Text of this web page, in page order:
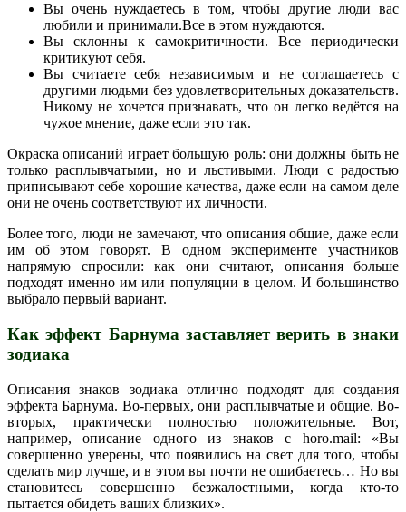
Вы очень нуждаетесь в том, чтобы другие люди вас
любили и принимали.Все в этом нуждаются.
Вы склонны к самокритичности. Все периодически
критикуют себя.
Вы считаете себя независимым и не соглашаетесь с
другими людьми без удовлетворительных доказательств.
Никому не хочется признавать, что он легко ведётся на
чужое мнение, даже если это так.
Окраска описаний играет большую роль: они должны быть не
только расплывчатыми, но и льстивыми. Люди с радостью
приписывают себе хорошие качества, даже если на самом деле
они не очень соответствуют их личности.
Более того, люди не замечают, что описания общие, даже если
им об этом говорят. В одном эксперименте участников
напрямую спросили: как они считают, описания больше
подходят именно им или популяции в целом. И большинство
выбрало первый вариант.
Как эффект Барнума заставляет верить в знаки
зодиака
Описания знаков зодиака отлично подходят для создания
эффекта Барнума. Во-первых, они расплывчатые и общие. Во-
вторых, практически полностью положительные. Вот,
например, описание одного из знаков с horo.mail: «Вы
совершенно уверены, что появились на свет для того, чтобы
сделать мир лучше, и в этом вы почти не ошибаетесь… Но вы
становитесь совершенно безжалостными, когда кто-то
пытается обидеть ваших близких».